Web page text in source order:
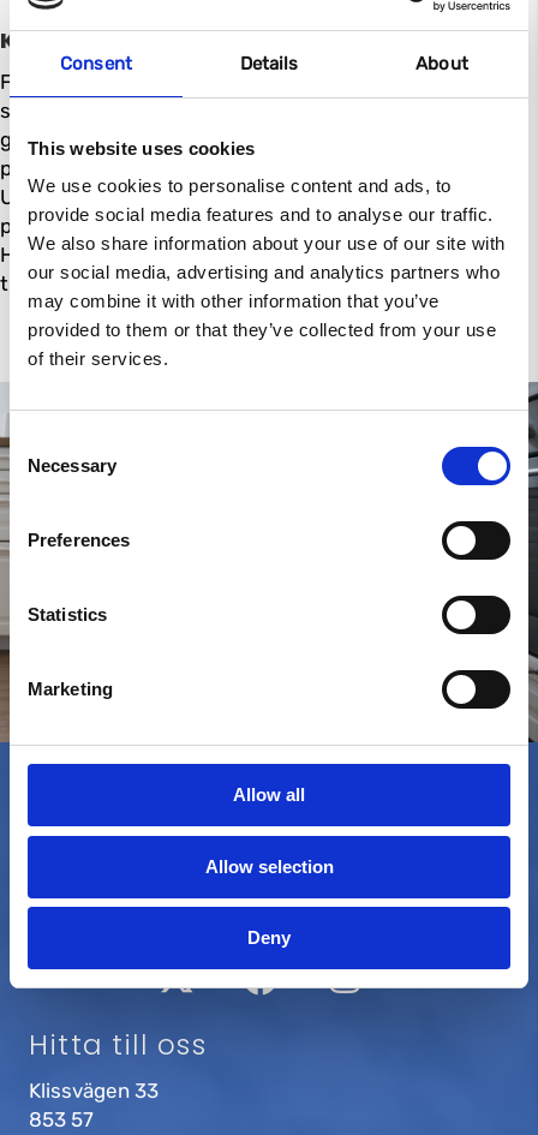
Consent Details About
This website uses cookies
We use cookies to personalise content and ads, to
provide social media features and to analyse our traffic.
We also share information about your use of our site with
our social media, advertising and analytics partners who
may combine it with other information that you’ve
provided to them or that they’ve collected from your use
of their services.
C
o
n
s
e
Necessary
Preferences
Statistics
Marketing
Allow all
Allow selection
Deny
Klass Hundfoder – en lång tradition
Företaget grundades av Familjen Engman i Sundsvall i
slutet av 1960-talet. Utvecklingen av fodret
genomfördes i samarbete med Gustav Åhman,
professor emeritus vid Lantbruksuniversitetet i
Uppsala. Vidareutvecklingen av vårt foder har
professor Birgitta Åhman, Gustavs dotter, jobbat med.
Hon arbetar också vid Lantbruksuniversitetet, så
traditionen lever kvar i familjen.
Hitta till oss
Klissvägen 33
853 57